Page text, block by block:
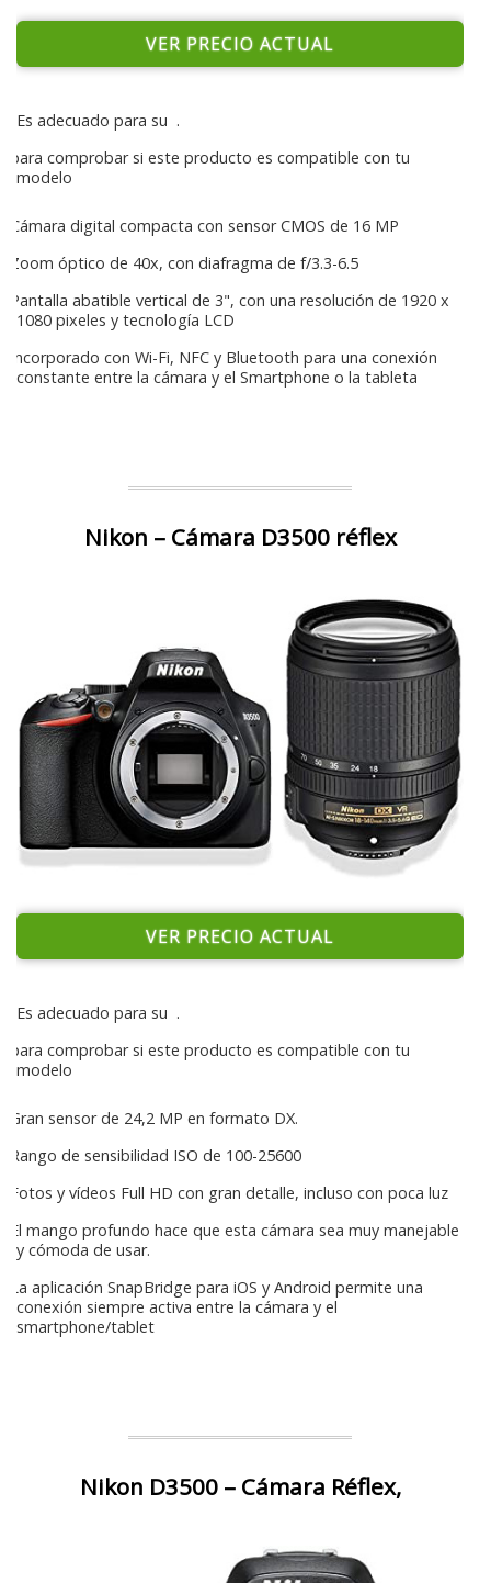
VER PRECIO ACTUAL
Es adecuado para su .
para comprobar si este producto es compatible con tu
modelo
Cámara digital compacta con sensor CMOS de 16 MP
Zoom óptico de 40x, con diafragma de f/3.3-6.5
Pantalla abatible vertical de 3", con una resolución de 1920 x
1080 pixeles y tecnología LCD
Incorporado con Wi-Fi, NFC y Bluetooth para una conexión
constante entre la cámara y el Smartphone o la tableta
Nikon – Cámara D3500 réflex
VER PRECIO ACTUAL
Es adecuado para su .
para comprobar si este producto es compatible con tu
modelo
Gran sensor de 24,2 MP en formato DX.
Rango de sensibilidad ISO de 100-25600
Fotos y vídeos Full HD con gran detalle, incluso con poca luz
El mango profundo hace que esta cámara sea muy manejable
y cómoda de usar.
La aplicación SnapBridge para iOS y Android permite una
conexión siempre activa entre la cámara y el
smartphone/tablet
Nikon D3500 – Cámara Réflex,